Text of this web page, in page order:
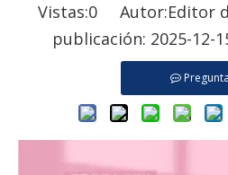
Vistas:0 Autor:Editor
publicación: 2025-